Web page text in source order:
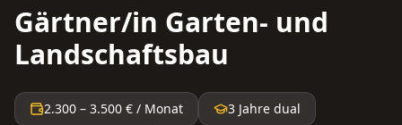
Gärtner/in Garten- und
Landschaftsbau
2.300 – 3.500 € / Monat
3 Jahre dual